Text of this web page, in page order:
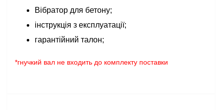
Вібратор для бетону;
інструкція з експлуатації;
гарантійний талон;
*гнучкий вал не входить до комплекту поставки